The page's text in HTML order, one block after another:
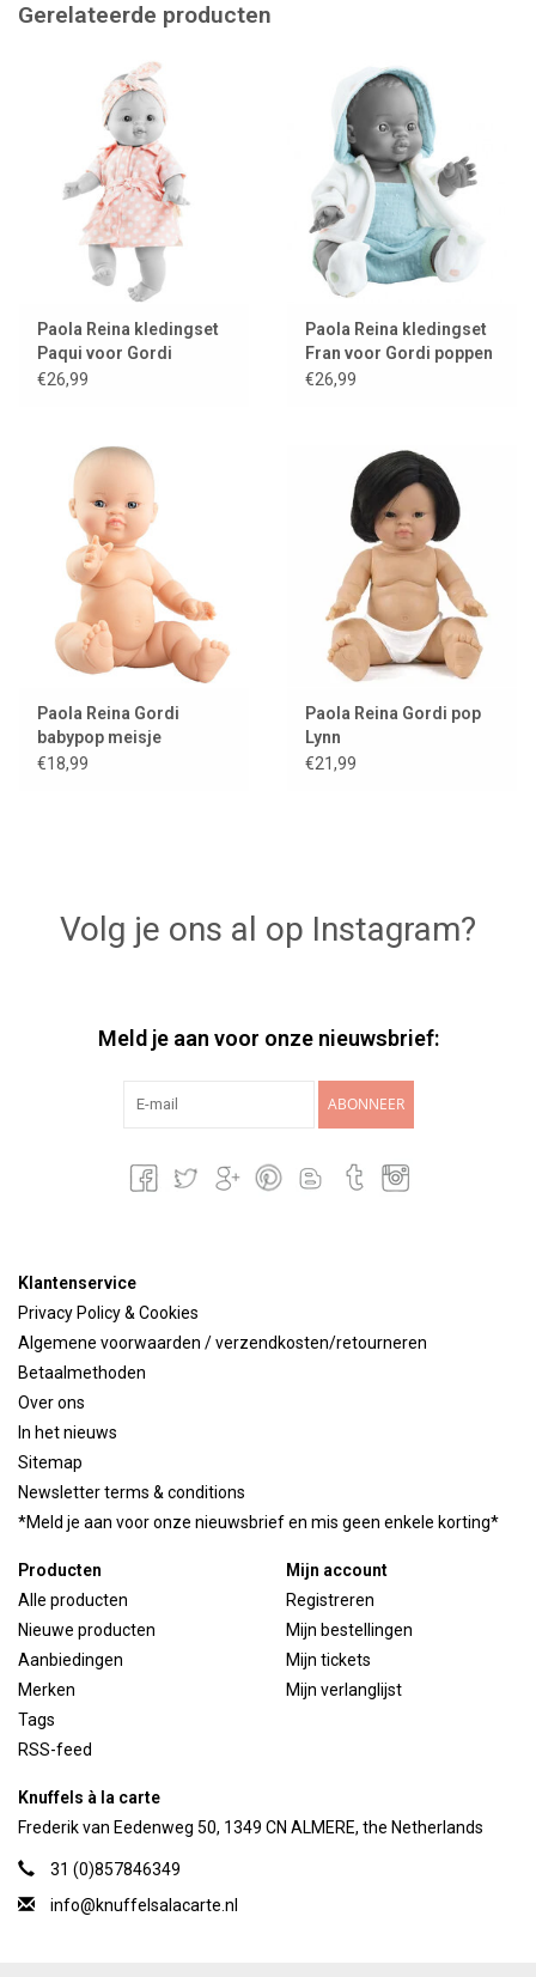
Gerelateerde producten
Paola Reina kledingset
Paqui voor Gordi
poppen
€26,99
Paola Reina kledingset
Fran voor Gordi poppen
€26,99
Paola Reina Gordi
babypop meisje
Aziatisch met
€18,99
Paola Reina Gordi pop
Lynn
€21,99
Volg je ons al op Instagram?
Meld je aan voor onze nieuwsbrief:
ABONNEER
Klantenservice
Privacy Policy & Cookies
Algemene voorwaarden / verzendkosten/retourneren
Betaalmethoden
Over ons
In het nieuws
Sitemap
Newsletter terms & conditions
*Meld je aan voor onze nieuwsbrief en mis geen enkele korting*
Producten
Alle producten
Nieuwe producten
Aanbiedingen
Merken
Tags
RSS-feed
Mijn account
Registreren
Mijn bestellingen
Mijn tickets
Mijn verlanglijst
Knuffels à la carte
Frederik van Eedenweg 50, 1349 CN ALMERE, the Netherlands
31 (0)857846349
info@knuffelsalacarte.nl